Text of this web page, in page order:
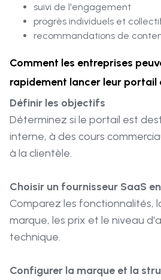
suivi de l'engagement
progrès individuels et
recommandations de
Comment les entreprises
rapidement lancer leur portail
Définir les objectifs
Déterminez si le portail est
interne, à des cours
à la clientèle.
Choisir un fournisseur SaaS
Comparez les fonctionnalités,
marque, les prix et le niveau
technique.
Configurer la marque et la